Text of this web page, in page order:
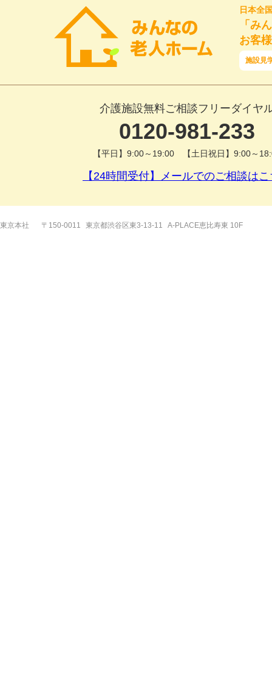
日本全
「み
お客
施設見
介護施設無料ご相談フリーダイヤ
0120-981-233
【平日】9:00～19:00 【土日祝日】9:00～
【24時間受付】メールでのご相談は
東京本社 〒150-0011 東京都渋谷区東3-13-11 A-PLACE恵比寿東 10F